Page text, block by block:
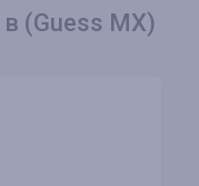
(Guess MX)